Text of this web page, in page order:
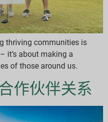
thriving communities is
it’s about making a
of those around us.
作伙伴关系